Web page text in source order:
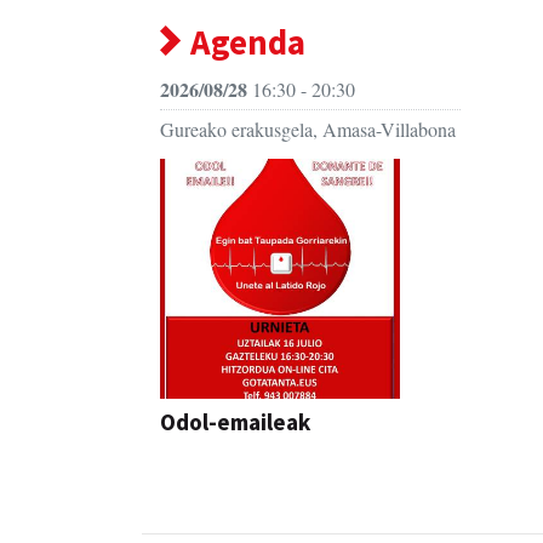
Agenda
2026/08/28 16:30 - 20:30
Gureako erakusgela, Amasa-Villabona
Odol-emaileak